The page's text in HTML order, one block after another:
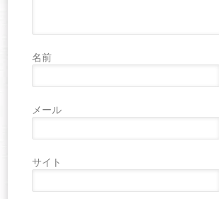
名前
メール
サイト